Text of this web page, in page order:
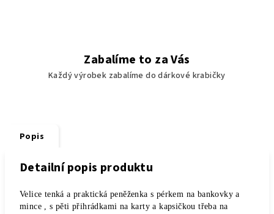
Zabalíme to za Vás
Každý výrobek zabalíme do dárkové krabičky
Popis
Detailní popis produktu
Velice tenká a praktická peněženka s pérkem na bankovky a
mince , s pěti přihrádkami na karty a kapsičkou třeba na